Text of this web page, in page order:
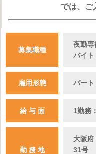
では、ご
募集職種
夜勤専
バイト
雇用形態 パート
給 与 面 1勤務
勤 務 地
大阪
31号